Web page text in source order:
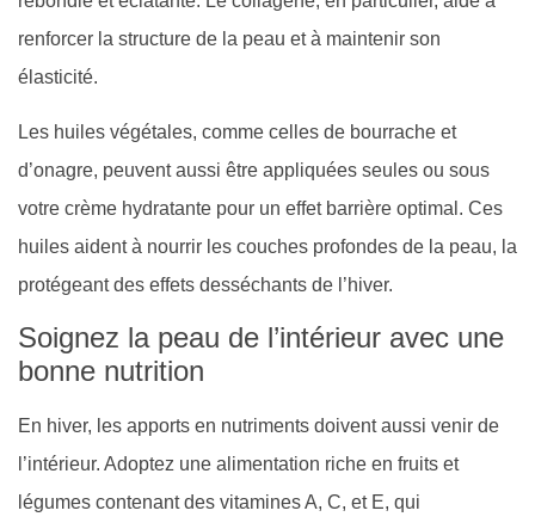
renforcer la structure de la peau et à maintenir son
élasticité.
Les huiles végétales, comme celles de bourrache et
d’onagre, peuvent aussi être appliquées seules ou sous
votre crème hydratante pour un effet barrière optimal. Ces
huiles aident à nourrir les couches profondes de la peau, la
protégeant des effets desséchants de l’hiver.
Soignez la peau de l’intérieur avec une
bonne nutrition
En hiver, les apports en nutriments doivent aussi venir de
l’intérieur. Adoptez une alimentation riche en fruits et
légumes contenant des vitamines A, C, et E, qui